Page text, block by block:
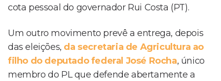
cota pessoal do governador Rui Costa (PT).
Um outro movimento prevê a entrega, depois
das eleições, da secretaria de Agricultura ao
filho do deputado federal José Rocha, único
membro do PL que defende abertamente a